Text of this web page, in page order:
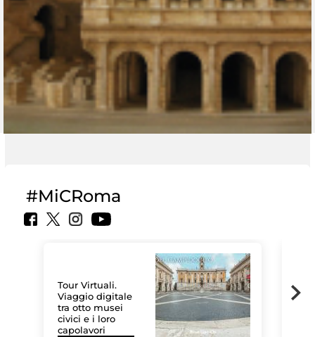
#MiCRoma
Tour Virtuali.
Viaggio digitale
tra otto musei
civici e i loro
capolavori